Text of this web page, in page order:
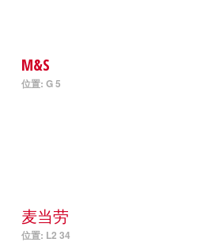
M&S
位置: G 5
麦当劳
位置: L2 34